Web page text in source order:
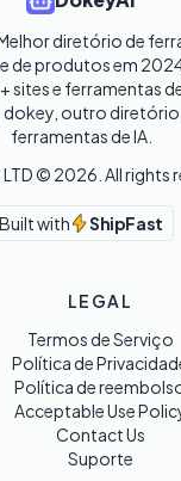
diretório de
de produtos em
sites e ferramentas de
dokey, outro diretório
ferramentas de IA.
LTD © 2026 . All rights
Built with ShipFast
LEGAL
Termos de Serviço
Política de
Política de
Acceptable Use
Contact Us
Suporte